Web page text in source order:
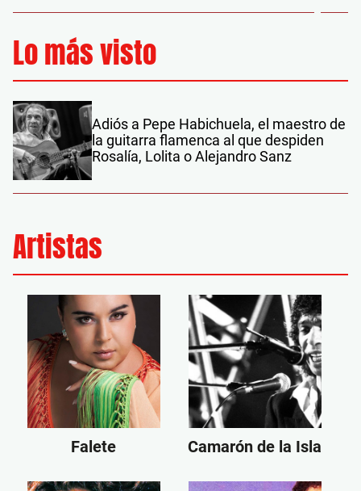
Lo más visto
Adiós a Pepe Habichuela, el maestro de
la guitarra flamenca al que despiden
Rosalía, Lolita o Alejandro Sanz
Artistas
Falete Camarón de la Isla